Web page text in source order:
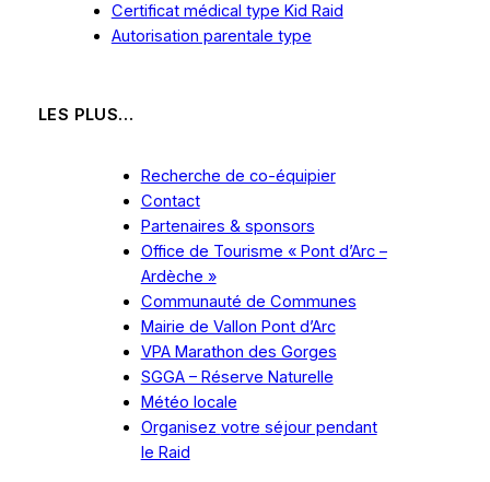
Certificat médical type Kid Raid
Autorisation parentale type
LES PLUS…
Recherche de co-équipier
Contact
Partenaires & sponsors
Office de Tourisme « Pont d’Arc –
Ardèche »
Communauté de Communes
Mairie de Vallon Pont d’Arc
VPA Marathon des Gorges
SGGA – Réserve Naturelle
Météo locale
Organisez votre séjour pendant
le Raid